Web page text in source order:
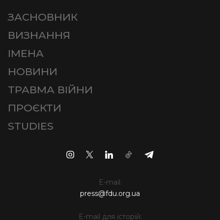
ЗАСНОВНИК
ВИЗНАННЯ
ІМЕНА
НОВИНИ
ТРАВМА ВІЙНИ
ПРОЄКТИ
STUDIES
E-mail:
press@fdu.org.ua
E-mail для історій: